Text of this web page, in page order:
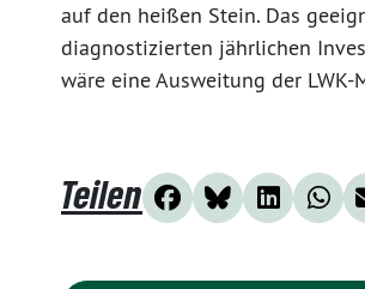
auf den heißen Stein. Das
diagnostizierten jährlichen
wäre eine Ausweitung der
Teilen